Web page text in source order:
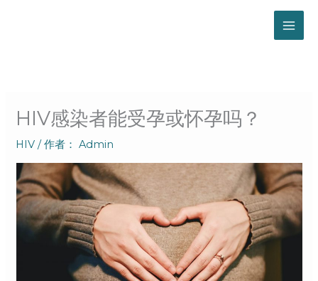
HIV感染者能受孕或怀孕吗？
HIV / 作者： Admin